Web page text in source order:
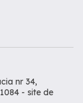
nr 34,
- site de